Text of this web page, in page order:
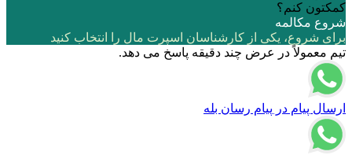
کمکتون کنم؟
شروع مکالمه
برای شروع، یکی از کارشناسان اسپرت مال را انتخاب کنید
تیم معمولاً در عرض چند دقیقه پاسخ می دهد.
ارسال پیام در پیام رسان بله